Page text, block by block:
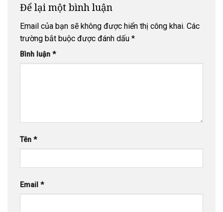
Để lại một bình luận
Email của bạn sẽ không được hiển thị công khai. Các
trường bắt buộc được đánh dấu *
Bình luận *
Tên *
Email *